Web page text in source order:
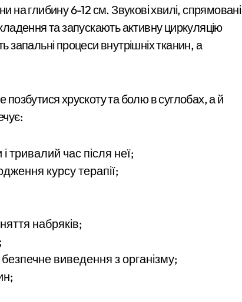
на глибину 6-12 см. Звукові хвилі, спрямовані
та запускають активну циркуляцію
процеси внутрішніх тканин, а
хрускоту та болю в суглобах, а й
тривалий час після неї;
курсу терапії;
набряків;
виведення з організму;